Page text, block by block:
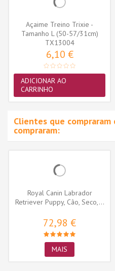
Açaime Treino Trixie -
Tamanho L (50-57/31cm)
(TX13004)
TX13004
6,10 €
ADICIONAR AO
CARRINHO
Clientes que
compraram:
Royal Canin Labrador
Retriever Puppy, Cão, Seco,...
72,98 €
MAIS